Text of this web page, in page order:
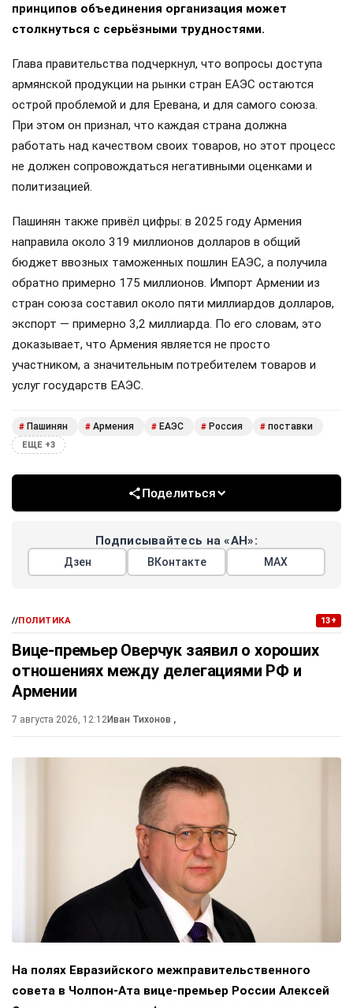
принципов объединения организация может
столкнуться с серьёзными трудностями.
Глава правительства подчеркнул, что вопросы доступа
армянской продукции на рынки стран ЕАЭС остаются
острой проблемой и для Еревана, и для самого союза.
При этом он признал, что каждая страна должна
работать над качеством своих товаров, но этот процесс
не должен сопровождаться негативными оценками и
политизацией.
Пашинян также привёл цифры: в 2025 году Армения
направила около 319 миллионов долларов в общий
бюджет ввозных таможенных пошлин ЕАЭС, а получила
обратно примерно 175 миллионов. Импорт Армении из
стран союза составил около пяти миллиардов долларов,
экспорт — примерно 3,2 миллиарда. По его словам, это
доказывает, что Армения является не просто
участником, а значительным потребителем товаров и
услуг государств ЕАЭС.
# Пашинян # Армения # ЕАЭС # Россия # поставки
ЕЩЕ +3
Поделиться
Подписывайтесь на «АН»:
Дзен ВКонтакте МАХ
//ПОЛИТИКА 13+
Вице-премьер Оверчук заявил о хороших
отношениях между делегациями РФ и
Армении
7 августа 2026, 12:12Иван Тихонов ,
На полях Евразийского межправительственного
совета в Чолпон-Ата вице-премьер России Алексей